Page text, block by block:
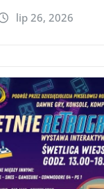
lip 26, 2026